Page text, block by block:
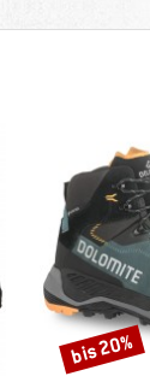
Rabatt
bis 20%